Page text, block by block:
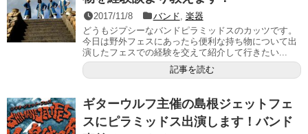
2017/11/8 バンド 楽器
どうもジプシーなバンドピラミッドスのカッツです。
今日は野外フェスにあったら便利な持ち物について出
演したフェスでの経験を交えて紹介して行きたい...
記事を読む
ギターウルフ主催の島根ジェットフェ
スにピラミッドス出演します！バンド